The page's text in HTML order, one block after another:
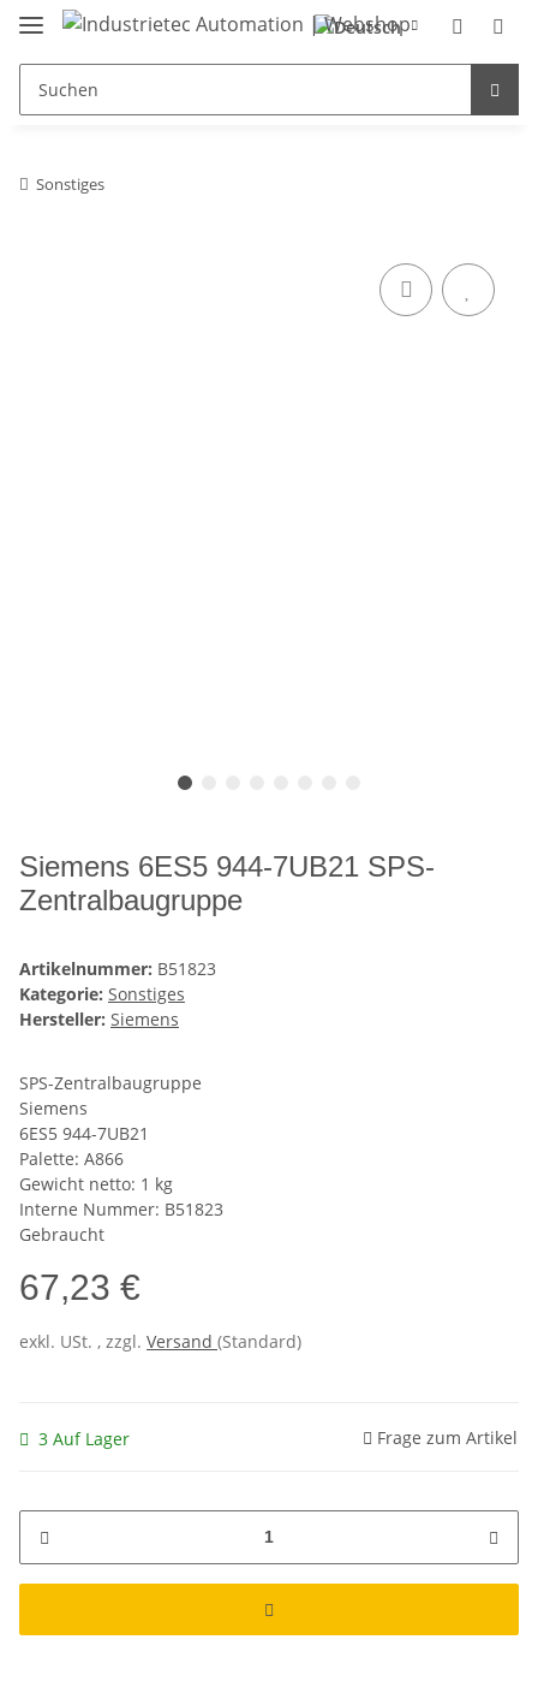
Sonstiges
Siemens 6ES5 944-7UB21 SPS-
Zentralbaugruppe
Artikelnummer: B51823
Kategorie: Sonstiges
Hersteller: Siemens
SPS-Zentralbaugruppe
Siemens
6ES5 944-7UB21
Palette: A866
Gewicht netto: 1 kg
Interne Nummer: B51823
Gebraucht
67,23 €
exkl. USt. , zzgl. Versand (Standard)
3 Auf Lager Frage zum Artikel